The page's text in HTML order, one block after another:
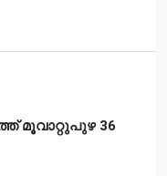
മൂവാറ്റുപുഴ 36